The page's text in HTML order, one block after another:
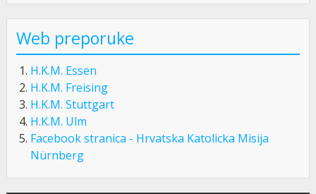
Web preporuke
H.K.M. Essen
H.K.M. Freising
H.K.M. Stuttgart
H.K.M. Ulm
Facebook stranica - Hrvatska Katolicka Misija
Nürnberg